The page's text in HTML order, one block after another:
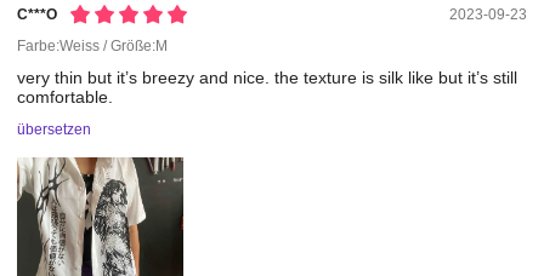
C***o
2023-09-23
Farbe:Weiss / Größe:M
verythin but it’s breezyand nice.thetexture issilk like but it’sstill
comfortable.
übersetzen